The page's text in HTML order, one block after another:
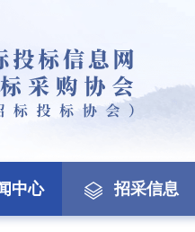
中心 招采信息